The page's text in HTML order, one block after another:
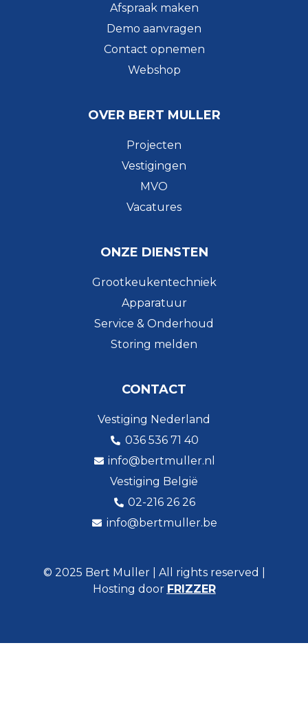
Afspraak maken
Demo aanvragen
Contact opnemen
Webshop
OVER BERT MULLER
Projecten
Vestigingen
MVO
Vacatures
ONZE DIENSTEN
Grootkeukentechniek
Apparatuur
Service & Onderhoud
Storing melden
CONTACT
Vestiging Nederland
036 536 71 40
info@bertmuller.nl
Vestiging België
02-216 26 26
info@bertmuller.be
© 2025 Bert Muller | All rights reserved |
Hosting door FRIZZER